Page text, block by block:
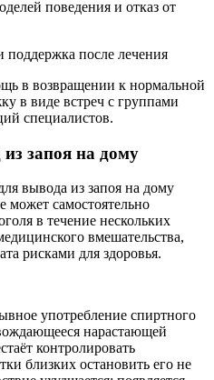
поведения и отказ от
поддержка после лечения
в возвращении к нормальной
в виде встреч с группами
специалистов.
запоя на дому
вывода из запоя на дому
может самостоятельно
в течение нескольких
вмешательства,
рисками для здоровья.
употребление спиртного
нарастающей
контролировать
близких остановить его не